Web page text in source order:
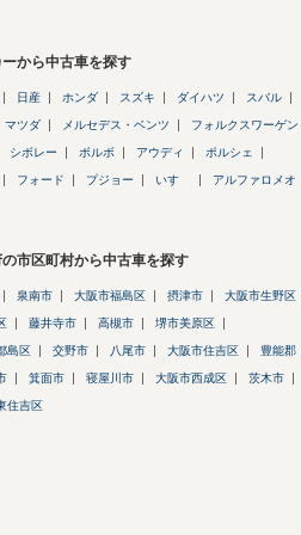
ーから中古車を探す
日産 ホンダ スズキ ダイハツ スバル
マツダ メルセデス・ベンツ フォルクスワーゲン
シボレー ボルボ アウディ ポルシェ
フォード プジョー いすゞ アルファロメオ
市区町村から中古車を探す
泉南市 大阪市福島区 摂津市 大阪市生野区
藤井寺市 高槻市 堺市美原区
島区 交野市 八尾市 大阪市住吉区 豊能郡
箕面市 寝屋川市 大阪市西成区 茨木市
住吉区